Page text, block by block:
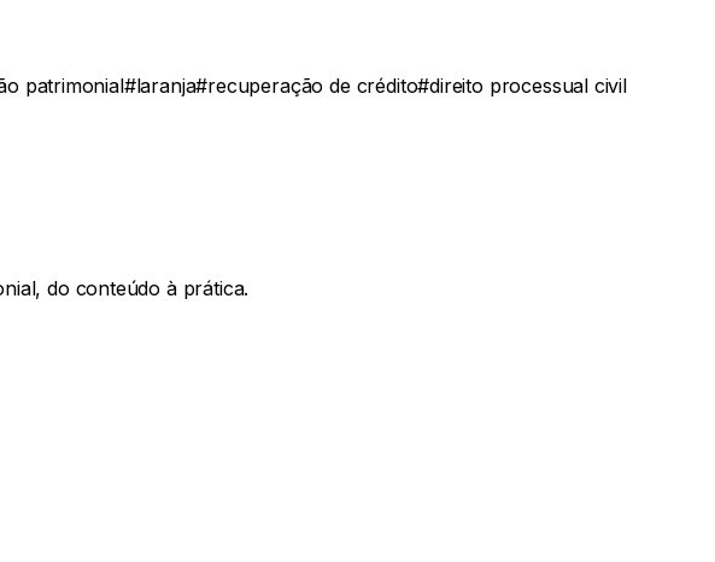
patrimonial#laranja#recuperação de crédito#direito processual civil
do conteúdo à prática.